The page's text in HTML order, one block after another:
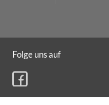
Folge uns auf